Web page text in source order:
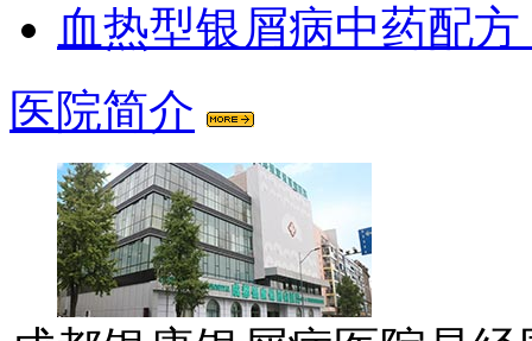
血热型银屑病中药配
医院简介